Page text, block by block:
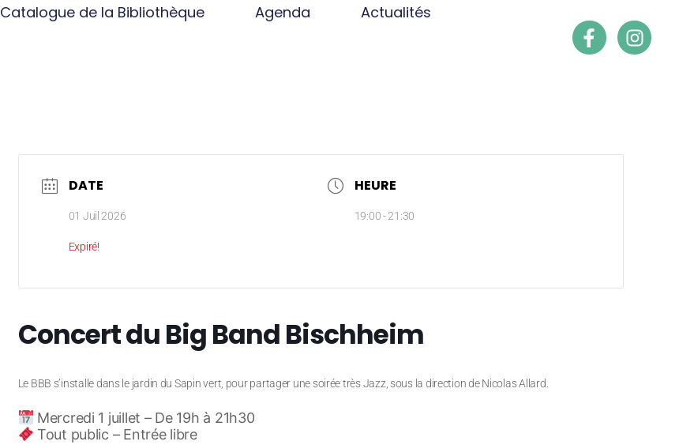
Catalogue de la Bibliothèque Agenda
Actualités
DATE
01 Juil 2026
Expiré!
HEURE
19:00 - 21:30
Concert du Big Band Bischheim
Le BBB s’installe dans le jardin du Sapin vert, pour partager une soirée très Jazz, sous la direction de Nicolas Allard.
Mercredi 1 juillet – De 19h à 21h30
Tout public – Entrée libre